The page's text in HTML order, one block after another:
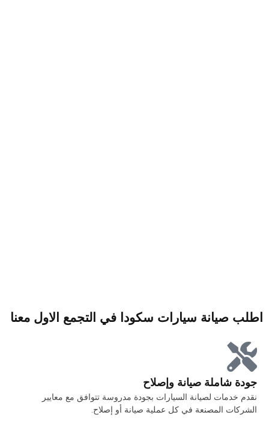
اطلب صيانة سيارات سكودا في التجمع الاول معنا
جودة شاملة صيانة وإصلاح
نقدم خدمات لصيانة السيارات بجودة مدروسة تتوافق مع معايير
الشركات المصنعة في كل عملية صيانة أو إصلاح.